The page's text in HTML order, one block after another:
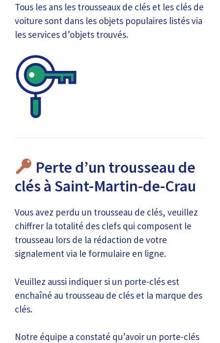
Tous les ans les trousseaux de clés et les clés de
voiture sont dans les objets populaires listés via
les services d’objets trouvés.
Perte d’un trousseau de
clés à Saint-Martin-de-Crau
Vous avez perdu un trousseau de clés, veuillez
chiffrer la totalité des clefs qui composent le
trousseau lors de la rédaction de votre
signalement via le formulaire en ligne.
Veuillez aussi indiquer si un porte-clés est
enchaîné au trousseau de clés et la marque des
clés.
Notre équipe a constaté qu’avoir un porte-clés